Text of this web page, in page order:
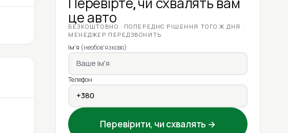
Перевірте, чи схвалять вам
це авто
БЕЗКОШТОВНО · ПОПЕРЕДНЄ РІШЕННЯ ТОГО Ж ДНЯ ·
МЕНЕДЖЕР ПЕРЕДЗВОНИТЬ
Ім'я (необов'язково)
Телефон
Перевірити, чи схвалять →